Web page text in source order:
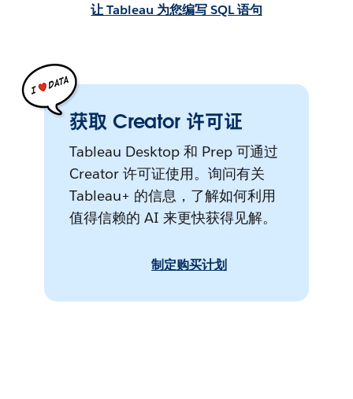
让 Tableau 为您编写 SQL 语句
获取 Creator 许可证
Tableau Desktop 和 Prep 可通过
Creator 许可证使用。询问有关
Tableau+ 的信息，了解如何利用
值得信赖的 AI 来更快获得见解。
制定购买计划